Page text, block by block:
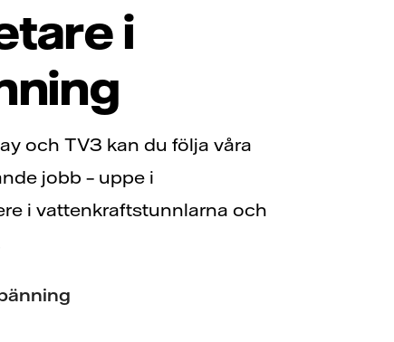
i
och TV3 kan du följa våra
jobb – uppe i
i vattenkraftstunnlarna och